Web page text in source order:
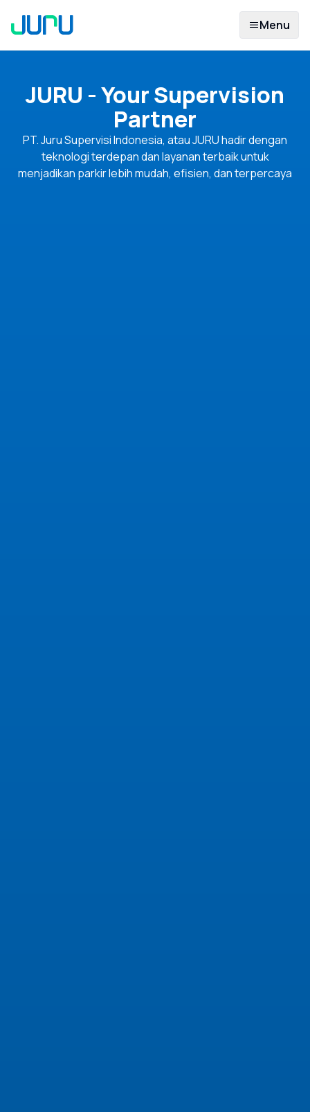
Menu
JURU - Your Supervision
Partner
PT. Juru Supervisi Indonesia, atau JURU hadir dengan
teknologi terdepan dan layanan terbaik untuk
menjadikan parkir lebih mudah, efisien, dan terpercaya